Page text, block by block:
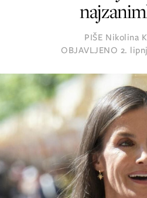
PIŠE Nikolina
OBJAVLJENO 2.